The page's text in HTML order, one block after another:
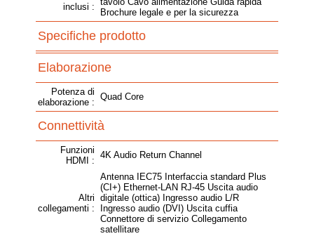
inclusi :
Brochure legale e per la sicurezza
Specifiche prodotto
Elaborazione
Potenza di
elaborazione :
Quad Core
Connettività
Funzioni
HDMI :
4K Audio Return Channel
Altri
collegamenti :
Antenna IEC75 Interfaccia standard Plus
(CI+) Ethernet-LAN RJ-45 Uscita audio
digitale (ottica) Ingresso audio L/R
Ingresso audio (DVI) Uscita cuffia
Connettore di servizio Collegamento
satellitare